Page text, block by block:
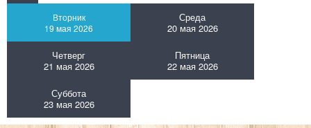
Вторник
19 мая 2026
Среда
20 мая 2026
Четверг
21 мая 2026
Пятница
22 мая 2026
Суббота
23 мая 2026